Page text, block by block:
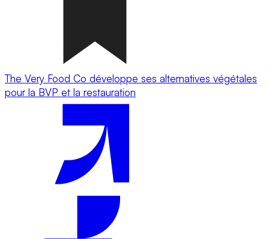
The Very Food Co développe ses alternatives végétales
pour la BVP et la restauration